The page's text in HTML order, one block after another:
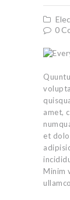
0
amet,
et
Minim